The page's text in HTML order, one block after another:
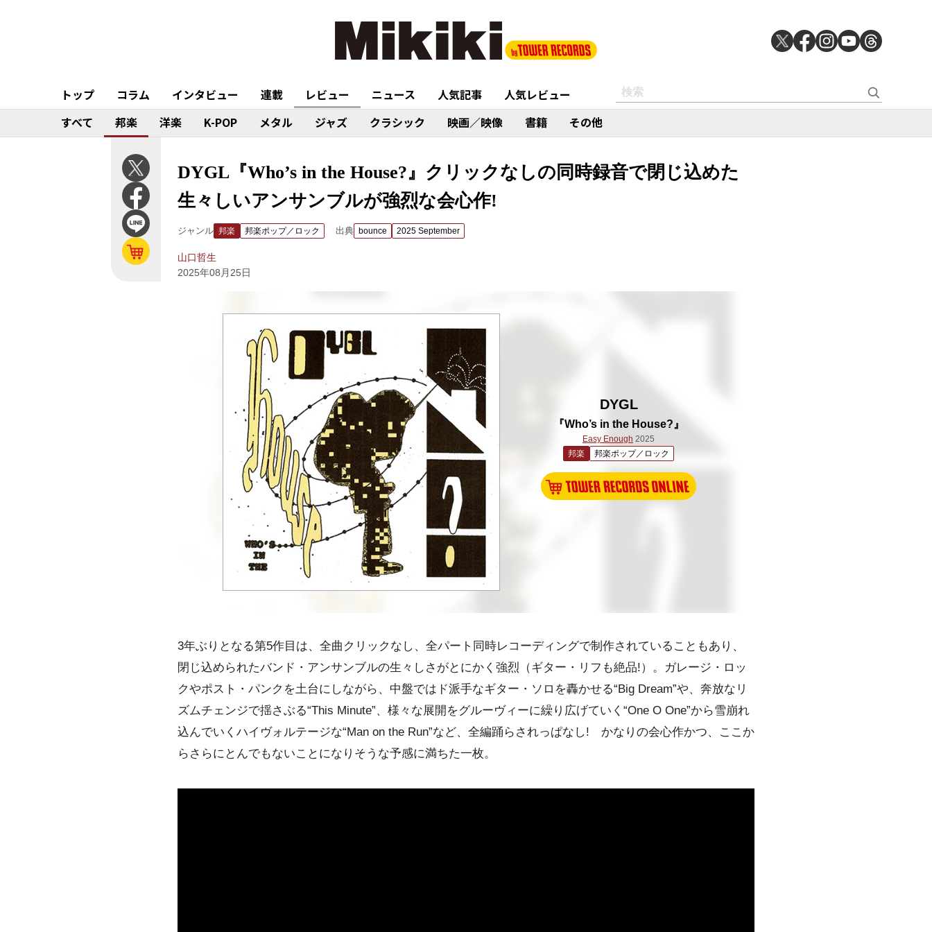
トップ コラム インタビュー 連載 レビュー ニュース 人気記事
人気レビュー
すべて
邦楽 洋楽 K-POP メタル ジャズ クラシック 映画／映像 書籍 その他
DYGL『Who’s in the House?』クリックなしの同時録音で閉じ込めた
生々しいアンサンブルが強烈な会心作!
ジャンル 邦楽 邦楽ポップ／ロック 出典 bounce 2025 September
山口哲生
2025年08月25日
DYGL
『Who’s in the House?』
Easy Enough 2025
邦楽
邦楽ポップ／ロック
3年ぶりとなる第5作目は、全曲クリックなし、全パート同時レコーディングで制作されていることもあり、
閉じ込められたバンド・アンサンブルの生々しさがとにかく強烈（ギター・リフも絶品!）。ガレージ・ロッ
クやポスト・パンクを土台にしながら、中盤ではド派手なギター・ソロを轟かせる“Big Dream”や、奔放なリ
ズムチェンジで揺さぶる“This Minute”、様々な展開をグルーヴィーに繰り広げていく“One O One”から雪崩れ
込んでいくハイヴォルテージな“Man on the Run”など、全編踊らされっぱなし! かなりの会心作かつ、ここか
らさらにとんでもないことになりそうな予感に満ちた一枚。